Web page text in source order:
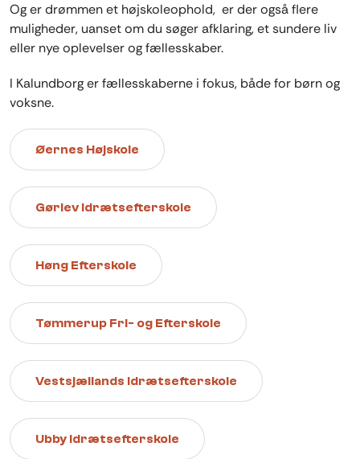
Og er drømmen et højskoleophold, er der også flere
muligheder, uanset om du søger afklaring, et sundere liv
eller nye oplevelser og fællesskaber.
I Kalundborg er fællesskaberne i fokus, både for børn og
voksne.
Øernes Højskole
Gørlev Idrætsefterskole
Høng Efterskole
Tømmerup Fri- og Efterskole
Vestsjællands Idrætsefterskole
Ubby Idrætsefterskole